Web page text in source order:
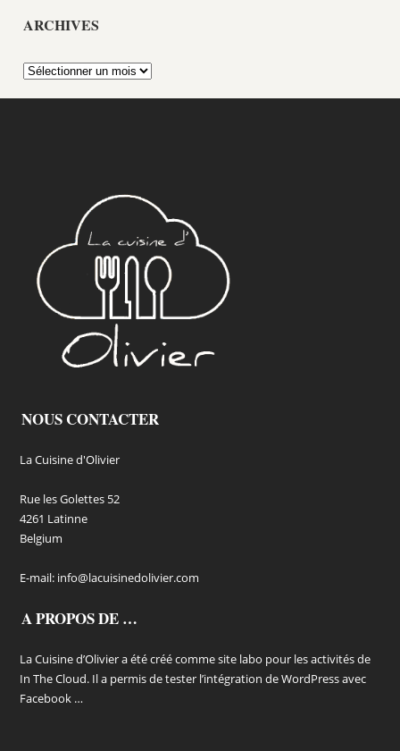
ARCHIVES
Archives
NOUS CONTACTER
La Cuisine d'Olivier
Rue les Golettes 52
4261 Latinne
Belgium
E-mail: info@lacuisinedolivier.com
A PROPOS DE …
La Cuisine d’Olivier a été créé comme site labo pour les activités de
In The Cloud. Il a permis de tester l’intégration de WordPress avec
Facebook …